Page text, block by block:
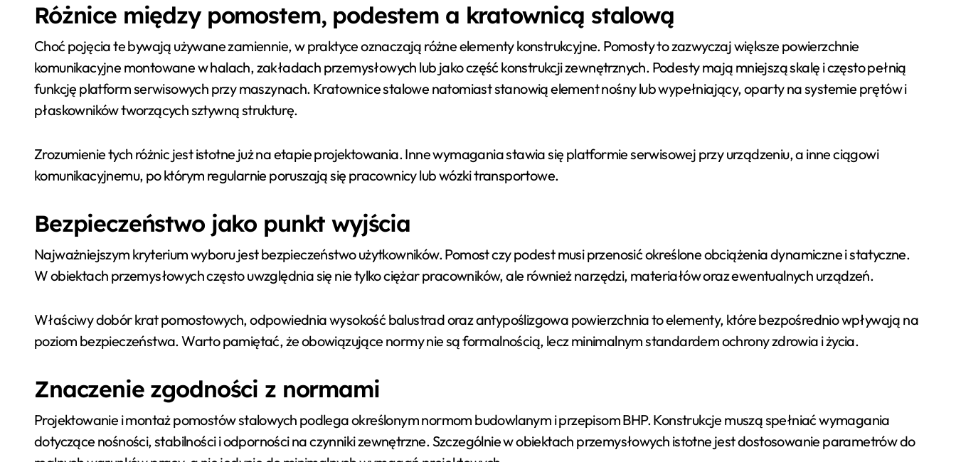
Różnice między pomostem, podestem a kratownicą stalową
Choć pojęcia te bywają używane zamiennie, w praktyce oznaczają różne elementy konstrukcyjne. Pomosty to zazwyczaj większe powierzchnie
komunikacyjne montowane w halach, zakładach przemysłowych lub jako część konstrukcji zewnętrznych. Podesty mają mniejszą skalę i często pełnią
funkcję platform serwisowych przy maszynach. Kratownice stalowe natomiast stanowią element nośny lub wypełniający, oparty na systemie prętów i
płaskowników tworzących sztywną strukturę.
Zrozumienie tych różnic jest istotne już na etapie projektowania. Inne wymagania stawia się platformie serwisowej przy urządzeniu, a inne ciągowi
komunikacyjnemu, po którym regularnie poruszają się pracownicy lub wózki transportowe.
Bezpieczeństwo jako punkt wyjścia
Najważniejszym kryterium wyboru jest bezpieczeństwo użytkowników. Pomost czy podest musi przenosić określone obciążenia dynamiczne i statyczne.
W obiektach przemysłowych często uwzględnia się nie tylko ciężar pracowników, ale również narzędzi, materiałów oraz ewentualnych urządzeń.
Właściwy dobór krat pomostowych, odpowiednia wysokość balustrad oraz antypoślizgowa powierzchnia to elementy, które bezpośrednio wpływają na
poziom bezpieczeństwa. Warto pamiętać, że obowiązujące normy nie są formalnością, lecz minimalnym standardem ochrony zdrowia i życia.
Znaczenie zgodności z normami
Projektowanie i montaż pomostów stalowych podlega określonym normom budowlanym i przepisom BHP. Konstrukcje muszą spełniać wymagania
dotyczące nośności, stabilności i odporności na czynniki zewnętrzne. Szczególnie w obiektach przemysłowych istotne jest dostosowanie parametrów do